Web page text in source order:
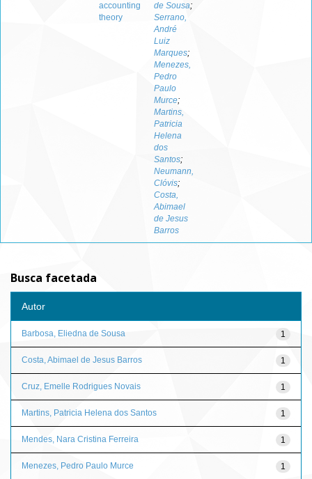
accounting
theory
de Sousa;
Serrano,
André
Luiz
Marques;
Menezes,
Pedro
Paulo
Murce;
Martins,
Patricia
Helena
dos
Santos;
Neumann,
Clóvis;
Costa,
Abimael
de Jesus
Barros
Busca facetada
Autor
1
Barbosa, Eliedna de Sousa
1
Costa, Abimael de Jesus Barros
1
Cruz, Emelle Rodrigues Novais
1
Martins, Patricia Helena dos Santos
1
Mendes, Nara Cristina Ferreira
1
Menezes, Pedro Paulo Murce